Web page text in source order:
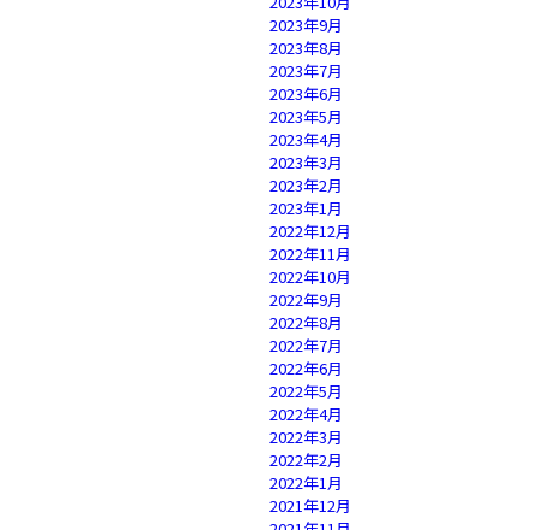
2023年9月
2023年8月
2023年7月
2023年6月
2023年5月
2023年4月
2023年3月
2023年2月
2023年1月
2022年12月
2022年11月
2022年10月
2022年9月
2022年8月
2022年7月
2022年6月
2022年5月
2022年4月
2022年3月
2022年2月
2022年1月
2021年12月